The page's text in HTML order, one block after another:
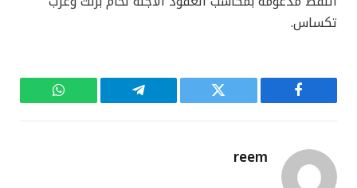
تكساس.
فيسبوك تويتر تيلقرام واتساب
reem